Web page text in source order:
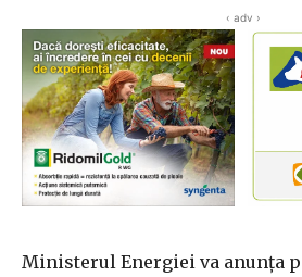
‹ adv ›
Ministerul Energiei va anunţa